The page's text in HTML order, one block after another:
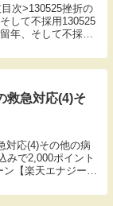
次>130525挫折の
して不採用130525
年、そして不採用
そして不採用氏名:
ふみ)...
救急対応(4)そ
対応(4)その他の病
みで2,000ポイント
【楽天エナジー】